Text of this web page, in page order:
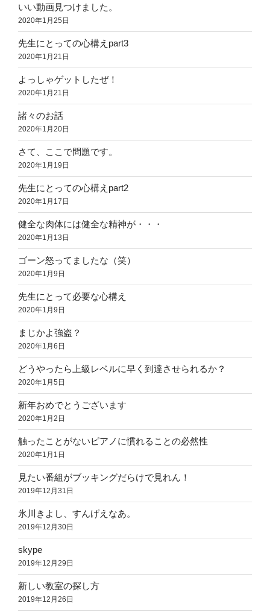
いい動画見つけました。
2020年1月25日
先生にとっての心構えpart3
2020年1月21日
よっしゃゲットしたぜ！
2020年1月21日
諸々のお話
2020年1月20日
さて、ここで問題です。
2020年1月19日
先生にとっての心構えpart2
2020年1月17日
健全な肉体には健全な精神が・・・
2020年1月13日
ゴーン怒ってましたな（笑）
2020年1月9日
先生にとって必要な心構え
2020年1月9日
まじかよ強盗？
2020年1月6日
どうやったら上級レベルに早く到達させられるか？
2020年1月5日
新年おめでとうございます
2020年1月2日
触ったことがないピアノに慣れることの必然性
2020年1月1日
見たい番組がブッキングだらけで見れん！
2019年12月31日
氷川きよし、すんげえなあ。
2019年12月30日
skype
2019年12月29日
新しい教室の探し方
2019年12月26日